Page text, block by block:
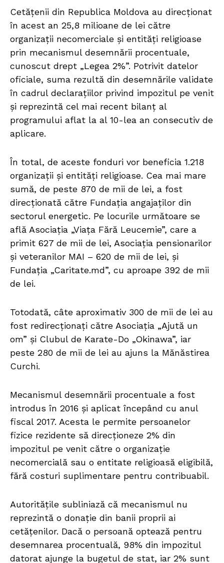
Cetățenii din Republica Moldova au direcționat
în acest an 25,8 milioane de lei către
organizații necomerciale și entități religioase
prin mecanismul desemnării procentuale,
cunoscut drept „Legea 2%”. Potrivit datelor
oficiale, suma rezultă din desemnările validate
în cadrul declarațiilor privind impozitul pe venit
și reprezintă cel mai recent bilanț al
programului aflat la al 10-lea an consecutiv de
aplicare.
În total, de aceste fonduri vor beneficia 1.218
organizații și entități religioase. Cea mai mare
sumă, de peste 870 de mii de lei, a fost
direcționată către Fundația angajaților din
sectorul energetic. Pe locurile următoare se
află Asociația „Viața Fără Leucemie”, care a
primit 627 de mii de lei, Asociația pensionarilor
și veteranilor MAI – 620 de mii de lei, și
Fundația „Caritate.md”, cu aproape 392 de mii
de lei.
Totodată, câte aproximativ 300 de mii de lei au
fost redirecționați către Asociația „Ajută un
om” și Clubul de Karate-Do „Okinawa”, iar
peste 280 de mii de lei au ajuns la Mănăstirea
Curchi.
Mecanismul desemnării procentuale a fost
introdus în 2016 și aplicat începând cu anul
fiscal 2017. Acesta le permite persoanelor
fizice rezidente să direcționeze 2% din
impozitul pe venit către o organizație
necomercială sau o entitate religioasă eligibilă,
fără costuri suplimentare pentru contribuabil.
Autoritățile subliniază că mecanismul nu
reprezintă o donație din banii proprii ai
cetățenilor. Dacă o persoană optează pentru
desemnarea procentuală, 98% din impozitul
datorat ajunge la bugetul de stat, iar 2% sunt